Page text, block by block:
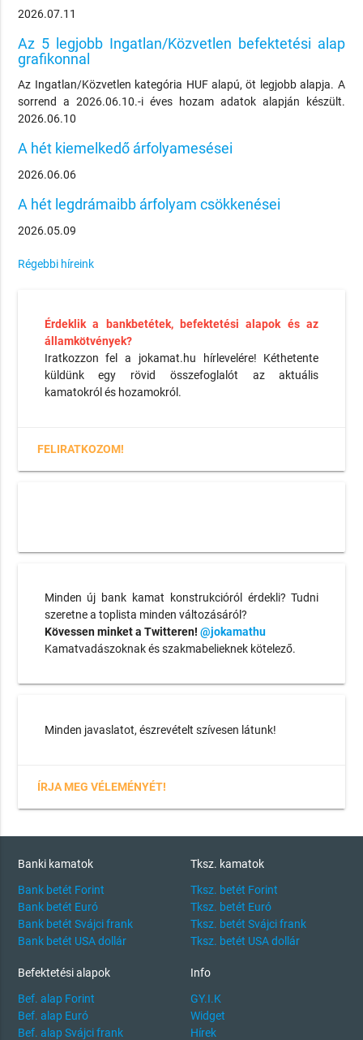
2026.07.11
Az 5 legjobb Ingatlan/Közvetlen befektetési alap
grafikonnal
Az Ingatlan/Közvetlen kategória HUF alapú, öt legjobb alapja. A
sorrend a 2026.06.10.-i éves hozam adatok alapján készült.
2026.06.10
A hét kiemelkedő árfolyamesései
2026.06.06
A hét legdrámaibb árfolyam csökkenései
2026.05.09
Régebbi híreink
Érdeklik a bankbetétek, befektetési alapok és az
államkötvények?
Iratkozzon fel a jokamat.hu hírlevelére! Kéthetente
küldünk egy rövid összefoglalót az aktuális
kamatokról és hozamokról.
FELIRATKOZOM!
Minden új bank kamat konstrukcióról érdekli? Tudni
szeretne a toplista minden változásáról?
Kövessen minket a Twitteren! @jokamathu
Kamatvadászoknak és szakmabelieknek kötelező.
Minden javaslatot, észrevételt szívesen látunk!
ÍRJA MEG VÉLEMÉNYÉT!
Banki kamatok
Bank betét Forint
Bank betét Euró
Bank betét Svájci frank
Bank betét USA dollár
Tksz. kamatok
Tksz. betét Forint
Tksz. betét Euró
Tksz. betét Svájci frank
Tksz. betét USA dollár
Befektetési alapok
Bef. alap Forint
Bef. alap Euró
Bef. alap Svájci frank
Info
GY.I.K
Widget
Hírek